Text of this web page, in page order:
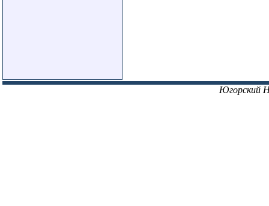
Югорский